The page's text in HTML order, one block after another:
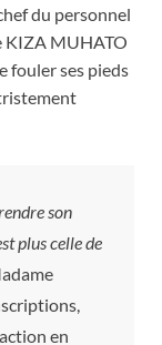
du personnel
KIZA MUHATO
fouler ses pieds
son
plus celle de
en